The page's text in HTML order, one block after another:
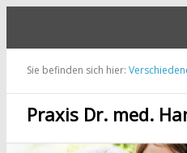
Sie befinden sich hier:
Praxis Dr. med.